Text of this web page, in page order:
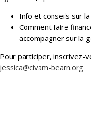
Info et conseils sur
Comment faire
accompagner sur la
Pour participer, inscrivez-
jessica@civam-bearn.org